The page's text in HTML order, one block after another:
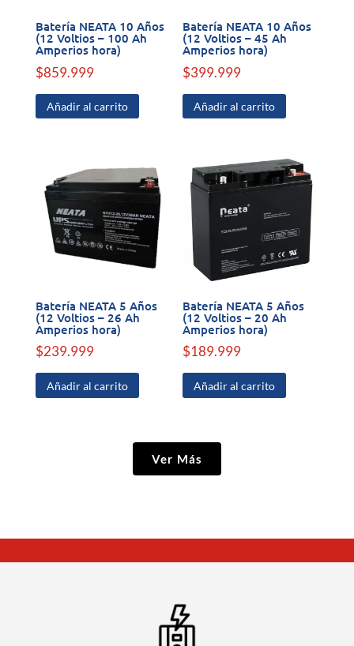
Batería NEATA 10 Años
(12 Voltios – 100 Ah
Amperios hora)
$859.999
Añadir al carrito
Batería NEATA 10 Años
(12 Voltios – 45 Ah
Amperios hora)
$399.999
Añadir al carrito
Batería NEATA 5 Años
(12 Voltios – 26 Ah
Amperios hora)
$239.999
Añadir al carrito
Batería NEATA 5 Años
(12 Voltios – 20 Ah
Amperios hora)
$189.999
Añadir al carrito
Ver Más